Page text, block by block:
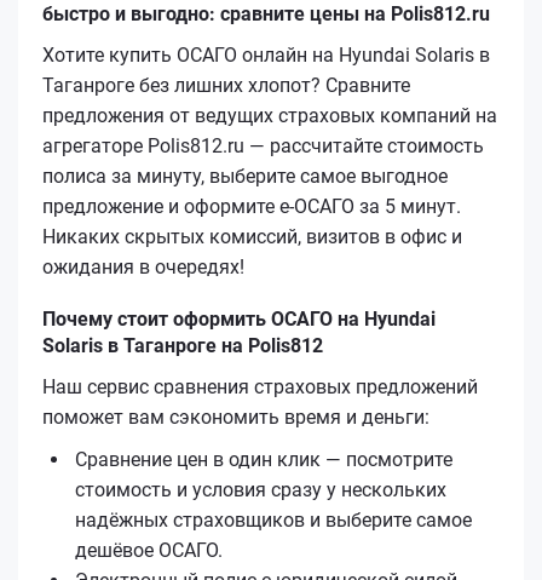
быстро и выгодно: сравните цены на Polis812.ru
Хотите купить ОСАГО онлайн на Hyundai Solaris в
Таганроге без лишних хлопот? Сравните
предложения от ведущих страховых компаний на
агрегаторе Polis812.ru — рассчитайте стоимость
полиса за минуту, выберите самое выгодное
предложение и оформите е‑ОСАГО за 5 минут.
Никаких скрытых комиссий, визитов в офис и
ожидания в очередях!
Почему стоит оформить ОСАГО на Hyundai
Solaris в Таганроге на Polis812
Наш сервис сравнения страховых предложений
поможет вам сэкономить время и деньги:
Сравнение цен в один клик — посмотрите
стоимость и условия сразу у нескольких
надёжных страховщиков и выберите самое
дешёвое ОСАГО.